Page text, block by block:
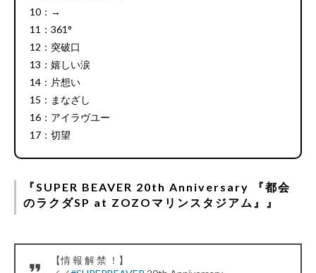
10：→
11：361°
12：突破口
13：嬉しい涙
14：片想い
15：まなざし
16：アイラヴユー
17：切望
『SUPER BEAVER 20th Anniversary 『都会
のラクダSP at ZOZOマリンスタジアム』』
【情 報 解 禁 ！】